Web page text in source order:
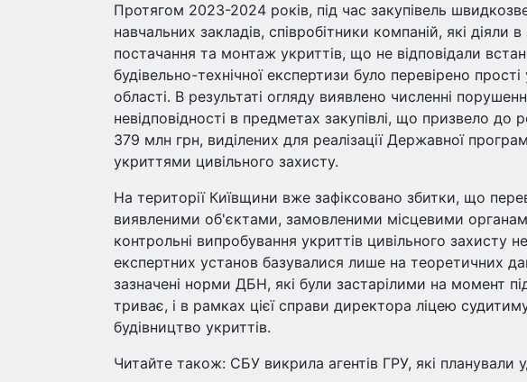
Протягом 2023-2024 років, під час закупівель
навчальних закладів, співробітники компаній, які діяли
постачання та монтаж укриттів, що не відповідали
будівельно-технічної експертизи було перевірено
області. В результаті огляду виявлено численні
невідповідності в предметах закупівлі, що призвело
379 млн грн, виділених для реалізації Державної
укриттями цивільного захисту.
На території Київщини вже зафіксовано збитки, що
виявленими об'єктами, замовленими місцевими
контрольні випробування укриттів цивільного захисту
експертних установ базувалися лише на теоретичних
зазначені норми ДБН, які були застарілими на момент
триває, і в рамках цієї справи директора ліцею
будівництво укриттів.
Читайте також: СБУ викрила агентів ГРУ, які планували